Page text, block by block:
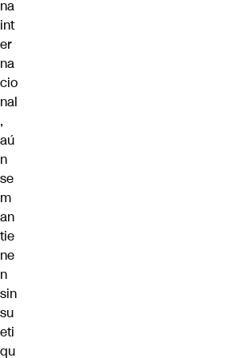
na
int
er
na
cio
nal
,
aú
n
se
m
an
tie
ne
n
sin
su
eti
qu